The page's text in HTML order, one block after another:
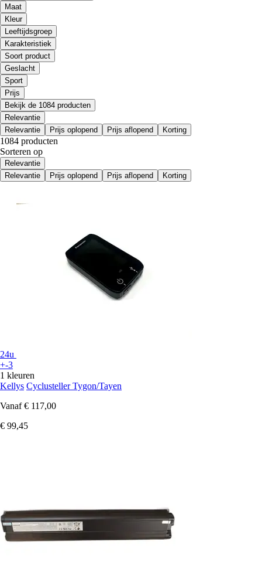
Maat
Kleur
Leeftijdsgroep
Karakteristiek
Soort product
Geslacht
Sport
Prijs
Bekijk de 1084 producten
Relevantie
Relevantie
Prijs oplopend Prijs aflopend Korting
1084 producten
Sorteren op
Relevantie
Relevantie
Prijs oplopend Prijs aflopend Korting
24u
+-3
1 kleuren
Kellys Cyclusteller Tygon/Tayen
Vanaf € 117,00
€ 99,45